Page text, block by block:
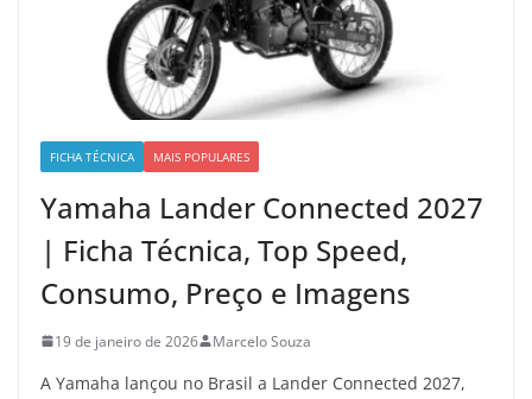
FICHA TÉCNICA MAIS POPULARES
Yamaha Lander Connected 2027
| Ficha Técnica, Top Speed,
Consumo, Preço e Imagens
19 de janeiro de 2026 Marcelo Souza
A Yamaha lançou no Brasil a Lander Connected 2027,